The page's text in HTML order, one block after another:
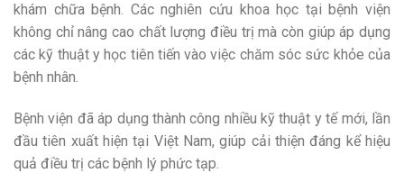
khám chữa bệnh. Các nghiên cứu khoa học tại bệnh viện
không chỉ nâng cao chất lượng điều trị mà còn giúp áp dụng
các kỹ thuật y học tiên tiến vào việc chăm sóc sức khỏe của
bệnh nhân.
Bệnh viện đã áp dụng thành công nhiều kỹ thuật y tế mới, lần
đầu tiên xuất hiện tại Việt Nam, giúp cải thiện đáng kể hiệu
quả điều trị các bệnh lý phức tạp.